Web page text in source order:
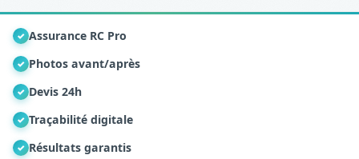
✓ Assurance RC Pro
✓ Photos avant/après
✓ Devis 24h
✓ Traçabilité digitale
✓ Résultats garantis